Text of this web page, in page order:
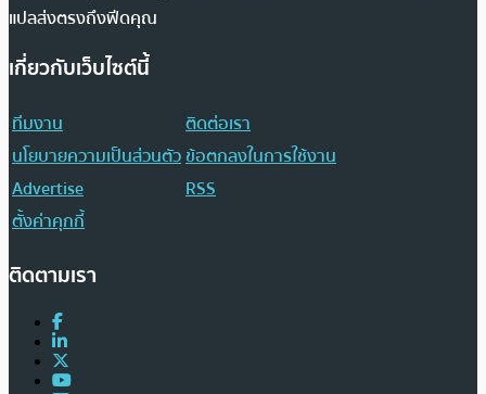
แปลส่งตรงถึงฟีดคุณ
เกี่ยวกับเว็บไซต์นี้
ทีมงาน
ติดต่อเรา
นโยบายความเป็นส่วนตัวข้อตกลงในการใช้งาน
Advertise
RSS
ตั้งค่าคุกกี้
ติดตามเรา